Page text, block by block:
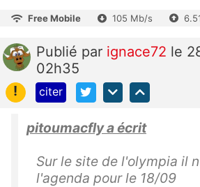
Free Mobile 105 Mb/s
Publié par ignace72 le
02h35
!
citer
pitoumacfly a écrit
Sur le site de l'olympia il
l'agenda pour le 18/09